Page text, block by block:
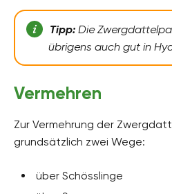
Tipp:Die
übrigens auch gut in
Vermehren
Zur Vermehrung der
grundsätzlich zwei Wege:
über Schösslinge